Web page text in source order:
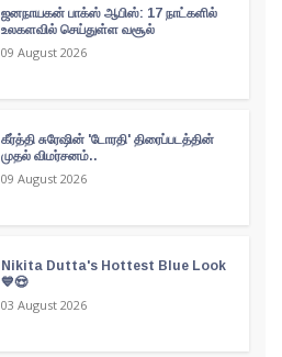
ஜனநாயகன் பாக்ஸ் ஆபிஸ்: 17 நாட்களில்
உலகளவில் செய்துள்ள வசூல்
09 August 2026
கீர்த்தி சுரேஷின் 'டோரதி' திரைப்படத்தின்
முதல் விமர்சனம்..
09 August 2026
Nikita Dutta's Hottest Blue Look
💙😍
03 August 2026